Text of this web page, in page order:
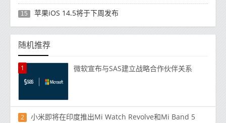
15 苹果iOS 14.5将于下周发布
随机推荐
1 微软宣布与SAS建立战略合作伙伴关系
2 小米即将在印度推出Mi Watch Revolve和Mi Band 5